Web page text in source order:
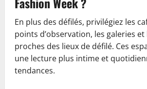
En plus des défilés, privilégiez les
points d’observation, les galeries
proches des lieux de défilé. Ces
une lecture plus intime et
tendances.